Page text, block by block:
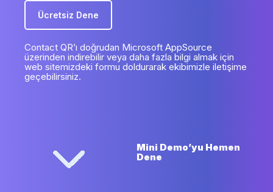
Ücretsiz Dene
Contact QR’ı doğrudan Microsoft AppSource
üzerinden indirebilir veya daha fazla bilgi almak için
web sitemizdeki formu doldurarak ekibimizle iletişime
geçebilirsiniz.
Mini Demo’yu Hemen
Dene